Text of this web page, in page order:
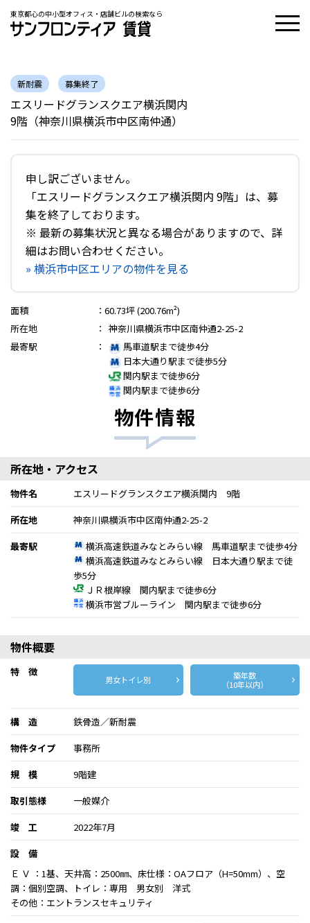
東京都心の中小型オフィス・店舗ビルの検索なら
新耐震 募集終了
エスリードグランスクエア横浜関内
9階（神奈川県横浜市中区南仲通）
申し訳ございません。
「エスリードグランスクエア横浜関内 9階」は、募
集を終了しております。
※ 最新の募集状況と異なる場合がありますので、詳
細はお問い合わせください。
» 横浜市中区エリアの物件を見る
面積 ： 60.73坪 (200.76m²)
所在地
： 神奈川県横浜市中区南仲通2-25-2
最寄駅
：
馬車道駅まで徒歩4分
日本大通り駅まで徒歩5分
関内駅まで徒歩6分
関内駅まで徒歩6分
物件情報
所在地・アクセス
物件名
エスリードグランスクエア横浜関内 9階
所在地
神奈川県横浜市中区南仲通2-25-2
最寄駅
横浜高速鉄道みなとみらい線 馬車道駅まで徒歩4分
横浜高速鉄道みなとみらい線 日本大通り駅まで徒
歩5分
ＪＲ根岸線 関内駅まで徒歩6分
横浜市営ブルーライン 関内駅まで徒歩6分
物件概要
特 徴
男女トイレ別
築年数
（10年以内）
構 造
鉄骨造／新耐震
物件タイプ
事務所
規 模
9階建
取引態様
一般媒介
竣 工
2022年7月
設 備
Ｅ Ｖ ：1基、天井高：2500㎜、床仕様：OAフロア（H=50mm）、空
調：個別空調、トイレ：専用 男女別 洋式
その他：エントランスセキュリティ